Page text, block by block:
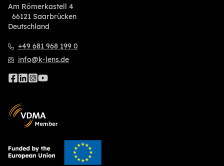
Am Römerkastell 4
66121 Saarbrücken
Deutschland
+49 681 968 199 0
info@k-lens.de